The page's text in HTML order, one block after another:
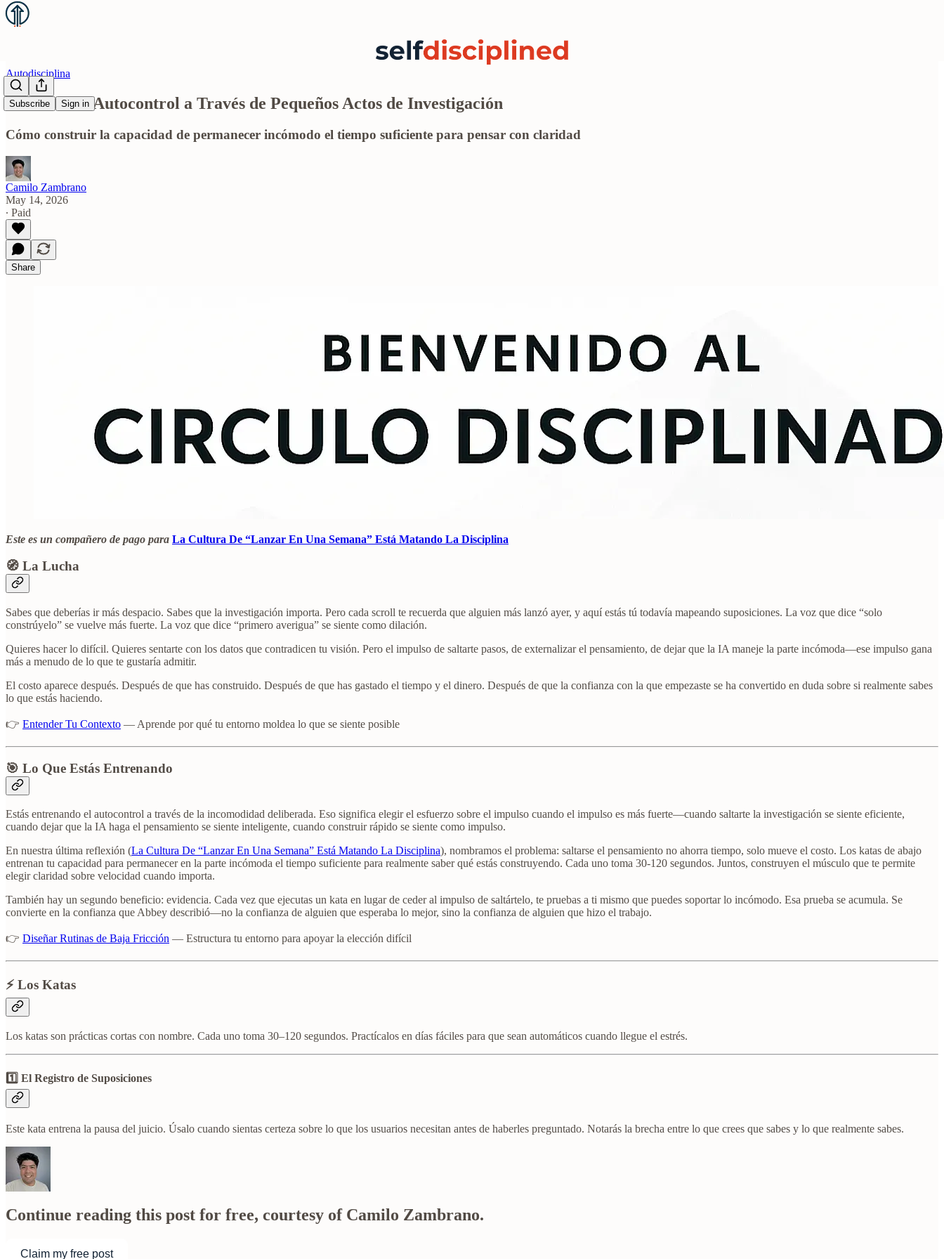
Subscribe Sign in
Autodisciplina
Entrenar el Autocontrol a Través de Pequeños Actos de Investigación
Cómo construir la capacidad de permanecer incómodo el tiempo suficiente para pensar con claridad
Camilo Zambrano
May 14, 2026
∙ Paid
Share
Este es un compañero de pago para La Cultura De “Lanzar En Una Semana” Está Matando La Disciplina
🧭 La Lucha
Sabes que deberías ir más despacio. Sabes que la investigación importa. Pero cada scroll te recuerda que alguien más lanzó ayer, y aquí estás tú todavía mapeando suposiciones. La voz que dice “solo
constrúyelo” se vuelve más fuerte. La voz que dice “primero averigua” se siente como dilación.
Quieres hacer lo difícil. Quieres sentarte con los datos que contradicen tu visión. Pero el impulso de saltarte pasos, de externalizar el pensamiento, de dejar que la IA maneje la parte incómoda—ese impulso gana
más a menudo de lo que te gustaría admitir.
El costo aparece después. Después de que has construido. Después de que has gastado el tiempo y el dinero. Después de que la confianza con la que empezaste se ha convertido en duda sobre si realmente sabes
lo que estás haciendo.
👉 Entender Tu Contexto — Aprende por qué tu entorno moldea lo que se siente posible
🎯 Lo Que Estás Entrenando
Estás entrenando el autocontrol a través de la incomodidad deliberada. Eso significa elegir el esfuerzo sobre el impulso cuando el impulso es más fuerte—cuando saltarte la investigación se siente eficiente,
cuando dejar que la IA haga el pensamiento se siente inteligente, cuando construir rápido se siente como impulso.
En nuestra última reflexión (La Cultura De “Lanzar En Una Semana” Está Matando La Disciplina), nombramos el problema: saltarse el pensamiento no ahorra tiempo, solo mueve el costo. Los katas de abajo
entrenan tu capacidad para permanecer en la parte incómoda el tiempo suficiente para realmente saber qué estás construyendo. Cada uno toma 30-120 segundos. Juntos, construyen el músculo que te permite
elegir claridad sobre velocidad cuando importa.
También hay un segundo beneficio: evidencia. Cada vez que ejecutas un kata en lugar de ceder al impulso de saltártelo, te pruebas a ti mismo que puedes soportar lo incómodo. Esa prueba se acumula. Se
convierte en la confianza que Abbey describió—no la confianza de alguien que esperaba lo mejor, sino la confianza de alguien que hizo el trabajo.
👉 Diseñar Rutinas de Baja Fricción — Estructura tu entorno para apoyar la elección difícil
⚡ Los Katas
Los katas son prácticas cortas con nombre. Cada uno toma 30–120 segundos. Practícalos en días fáciles para que sean automáticos cuando llegue el estrés.
1️⃣ El Registro de Suposiciones
Este kata entrena la pausa del juicio. Úsalo cuando sientas certeza sobre lo que los usuarios necesitan antes de haberles preguntado. Notarás la brecha entre lo que crees que sabes y lo que realmente sabes.
Continue reading this post for free, courtesy of Camilo Zambrano.
Claim my free post